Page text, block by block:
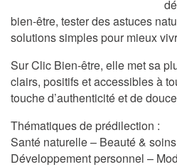
bien-être, tester des astuces
solutions simples pour mieux
SurClic Bien-être, elle met sa
clairs, positifs et accessibles à
touche d’authenticité et de
Thématiques de prédilection :
Santé naturelle – Beauté &
Développement personnel –